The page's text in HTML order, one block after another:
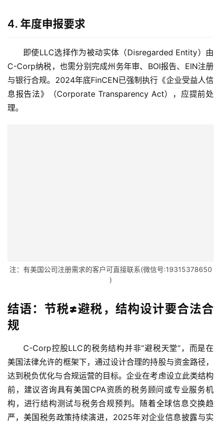
区
生
态
4. 年度申报要求
即使LLC选择作为被动实体（Disregarded Entity）由
C-Corp纳税，也需分别完成州务年审、BOI报告、EIN注册
与银行合规。2024年底FinCEN已强制执行《企业受益人信
息报告法》（Corporate Transparency Act），应提前处
理。
注：有美国公司注册需求的客户可直接联系(微信号:19315378650
)
结语：节税≠避税，结构设计要合法合
规
C-Corp控股LLC的税务结构并非“避税天堂”，而是在
美国法律允许的框架下，通过设计合理的持股与资金路径，
达到税负优化与合规运营的目标。企业在考虑设立此类结构
前，建议咨询具有美国CPA资质的税务顾问或专业服务机
构，进行结构测试与税务合规预判。随着全球信息交换趋
严，美国税务政策持续演进，2025年对企业信息披露与实